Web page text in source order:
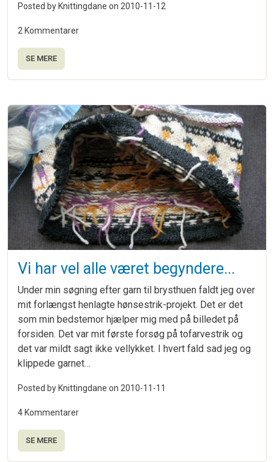
Posted by Knittingdane on 2010-11-12
2 Kommentarer
SE MERE
Vi har vel alle været begyndere...
Under min søgning efter garn til brysthuen faldt jeg over
mit forlængst henlagte hønsestrik-projekt. Det er det
som min bedstemor hjælper mig med på billedet på
forsiden. Det var mit første forsøg på tofarvestrik og
det var mildt sagt ikke vellykket. I hvert fald sad jeg og
klippede garnet…
Posted by Knittingdane on 2010-11-11
4 Kommentarer
SE MERE